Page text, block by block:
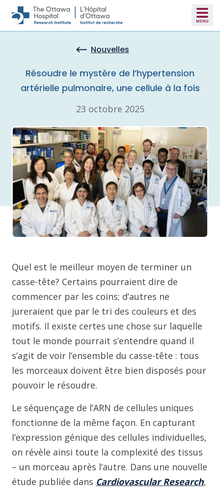
Skip to main content
Nouvelles
Résoudre le mystère de l’hypertension
artérielle pulmonaire, une cellule à la fois
23 octobre 2025
Quel est le meilleur moyen de terminer un
casse-tête? Certains pourraient dire de
commencer par les coins; d’autres ne
jureraient que par le tri des couleurs et des
motifs. Il existe certes une chose sur laquelle
tout le monde pourrait s’entendre quand il
s’agit de voir l’ensemble du casse-tête : tous
les morceaux doivent être bien disposés pour
pouvoir le résoudre.
Le séquençage de l’ARN de cellules uniques
fonctionne de la même façon. En capturant
l’expression génique des cellules individuelles,
on révèle ainsi toute la complexité des tissus
– un morceau après l’autre. Dans une nouvelle
étude publiée dans Cardiovascular Research,